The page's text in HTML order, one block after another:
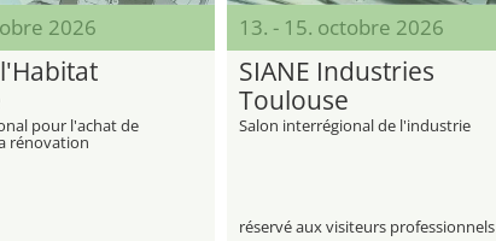
2026
pour l'achat de
rénovation
13. - 15. octobre 2026
SIANE Industries
Toulouse
Salon interrégional de l'industrie
réservé aux visiteurs professionnels